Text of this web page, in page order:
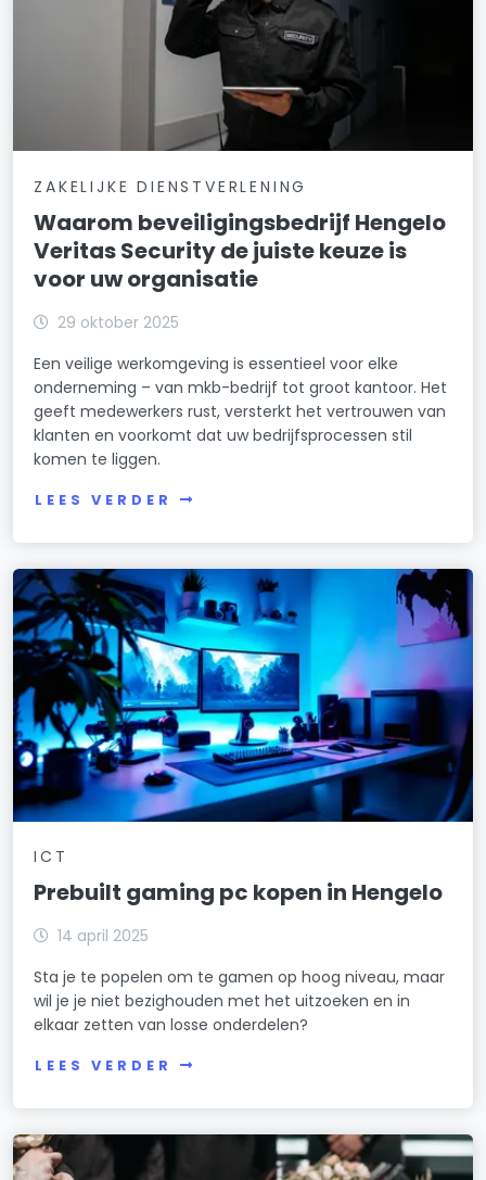
ZAKELIJKE DIENSTVERLENING
Waarom beveiligingsbedrijf Hengelo
Veritas Security de juiste keuze is
voor uw organisatie
29 oktober 2025
Een veilige werkomgeving is essentieel voor elke
onderneming – van mkb-bedrijf tot groot kantoor. Het
geeft medewerkers rust, versterkt het vertrouwen van
klanten en voorkomt dat uw bedrijfsprocessen stil
komen te liggen.
LEES VERDER
ICT
Prebuilt gaming pc kopen in Hengelo
14 april 2025
Sta je te popelen om te gamen op hoog niveau, maar
wil je je niet bezighouden met het uitzoeken en in
elkaar zetten van losse onderdelen?
LEES VERDER